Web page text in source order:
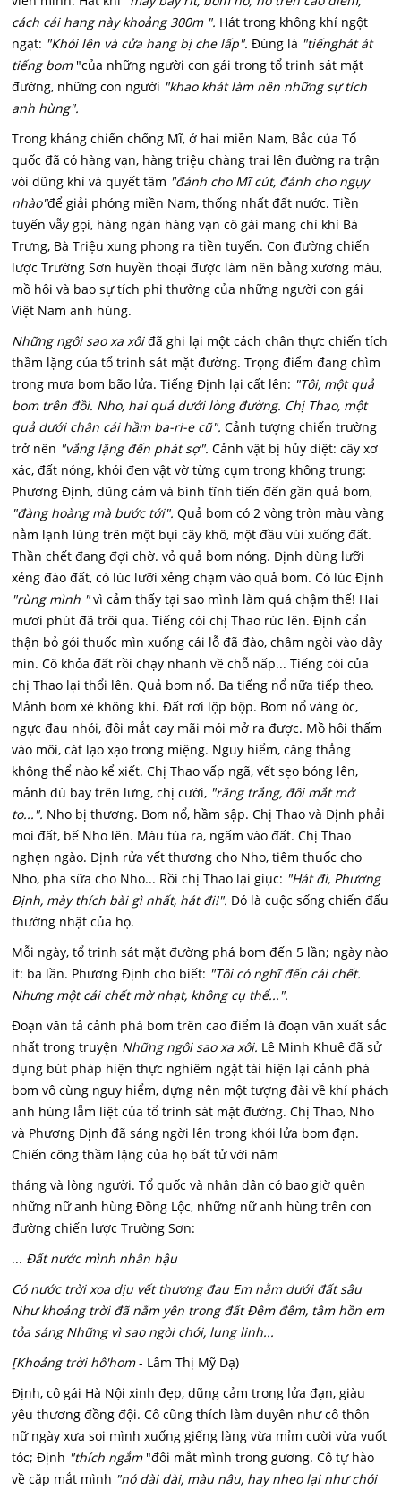
cách cái hang này khoảng 300m ". Hát trong không khí ngột
ngạt: "Khói lên và cửa hang bị che lấp". Đúng là "tiếnghát át
tiếng bom"của những người con gái trong tổ trinh sát mặt
đường, những con người "khao khát làm nên những sự tích
anh hùng".
Trong kháng chiến chống Mĩ, ở hai miền Nam, Bắc của Tổ
quốc đã có hàng vạn, hàng triệu chàng trai lên đường ra trận
vói dũng khí và quyết tâm "đánh cho Mĩ cút, đánh cho ngụy
nhào"để giải phóng miền Nam, thống nhất đất nước. Tiền
tuyến vẫy gọi, hàng ngàn hàng vạn cô gái mang chí khí Bà
Trưng, Bà Triệu xung phong ra tiền tuyến. Con đường chiến
lược Trường Sơn huyền thoại được làm nên bằng xương máu,
mồ hôi và bao sự tích phi thường của những người con gái
Việt Nam anh hùng.
Những ngôi sao xa xôiđã ghi lại một cách chân thực chiến tích
thầm lặng của tổ trinh sát mặt đường. Trọng điểm đang chìm
trong mưa bom bão lửa. Tiếng Định lại cất lên: "Tôi, một quả
bom trên đồi. Nho, hai quả dưới lòng đường. Chị Thao, một
quả dưới chân cái hầm ba-ri-e cũ". Cảnh tượng chiến trường
trở nên "vắng lặng đến phát sợ". Cảnh vật bị hủy diệt: cây xơ
xác, đất nóng, khói đen vật vờ từng cụm trong không trung:
Phương Định, dũng cảm và bình tĩnh tiến đến gần quả bom,
"đàng hoàng mà bước tới". Quả bom có 2 vòng tròn màu vàng
nằm lạnh lùng trên một bụi cây khô, một đầu vùi xuống đất.
Thần chết đang đợi chờ. vỏ quả bom nóng. Định dùng lưỡi
xẻng đào đất, có lúc lưỡi xẻng chạm vào quả bom. Có lúc Định
"rùng mình "vì cảm thấy tại sao mình làm quá chậm thế! Hai
mươi phút đã trôi qua. Tiếng còi chị Thao rúc lên. Định cẩn
thận bỏ gói thuốc mìn xuống cái lỗ đã đào, châm ngòi vào dây
mìn. Cô khỏa đất rồi chạy nhanh về chỗ nấp... Tiếng còi của
chị Thao lại thổi lên. Quả bom nổ. Ba tiếng nổ nữa tiếp theo.
Mảnh bom xé không khí. Đất rơi lộp bộp. Bom nổ váng óc,
ngực đau nhói, đôi mắt cay mãi mói mở ra được. Mồ hôi thấm
vào môi, cát lạo xạo trong miệng. Nguy hiểm, căng thẳng
không thể nào kể xiết. Chị Thao vấp ngã, vết sẹo bóng lên,
mảnh dù bay trên lưng, chị cười, "răng trắng, đôi mắt mở
to...". Nho bị thương. Bom nổ, hầm sập. Chị Thao và Định phải
moi đất, bế Nho lên. Máu túa ra, ngấm vào đất. Chị Thao
nghẹn ngào. Định rửa vết thương cho Nho, tiêm thuốc cho
Nho, pha sữa cho Nho... Rồi chị Thao lại giục: "Hát đi, Phương
Định, mày thích bài gì nhất, hát đi!". Đó là cuộc sống chiến đấu
thường nhật của họ.
Mỗi ngày, tổ trinh sát mặt đường phá bom đến 5 lần; ngày nào
ít: ba lần. Phương Định cho biết: "Tôi có nghĩ đến cái chết.
Nhưng một cái chết mờ nhạt, không cụ thể...".
Đoạn văn tả cảnh phá bom trên cao điểm là đoạn văn xuất sắc
nhất trong truyện Những ngôi sao xa xôi. Lê Minh Khuê đã sử
dụng bút pháp hiện thực nghiêm ngặt tái hiện lại cảnh phá
bom vô cùng nguy hiểm, dựng nên một tượng đài về khí phách
anh hùng lẫm liệt của tổ trinh sát mặt đường. Chị Thao, Nho
và Phương Định đã sáng ngời lên trong khói lửa bom đạn.
Chiến công thầm lặng của họ bất tử với năm
tháng và lòng người. Tổ quốc và nhân dân có bao giờ quên
những nữ anh hùng Đồng Lộc, những nữ anh hùng trên con
đường chiến lược Trường Sơn:
... Đất nước mình nhân hậu
Có nước trời xoa dịu vết thương đau Em nằm dưới đất sâu
Như khoảng trời đã nằm yên trong đất Đêm đêm, tâm hồn em
tỏa sáng Những vì sao ngòi chói, lung linh...
[Khoảng trời hô'hom- Lâm Thị Mỹ Dạ)
Định, cô gái Hà Nội xinh đẹp, dũng cảm trong lửa đạn, giàu
yêu thương đồng đội. Cô cũng thích làm duyên như cô thôn
nữ ngày xưa soi mình xuống giếng làng vừa mỉm cười vừa vuốt
tóc; Định "thích ngắm"đôi mắt mình trong gương. Cô tự hào
về cặp mắt mình "nó dài dài, màu nâu, hay nheo lại như chói